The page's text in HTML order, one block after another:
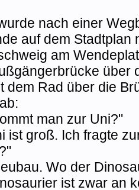
nach einer
auf dem Stadtplan
am
über
dem Rad über die
man zur Uni?"
ist groß. Ich fragte
Wo der
ist zwar an